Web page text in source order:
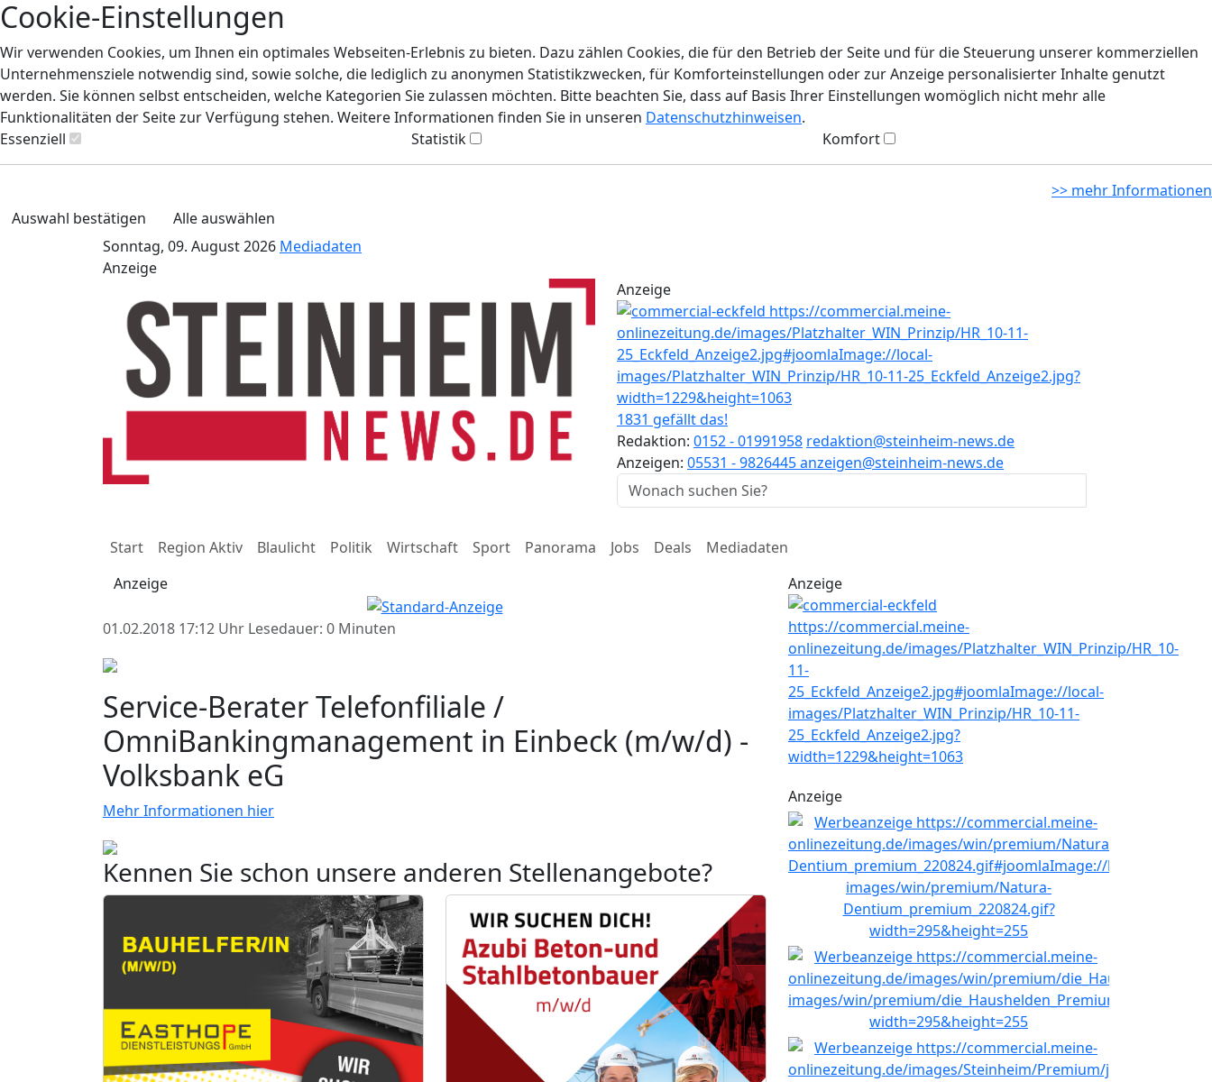
Cookie-Einstellungen
Wir verwenden Cookies, um Ihnen ein optimales Webseiten-Erlebnis zu bieten. Dazu zählen Cookies, die für den Betrieb der Seite und für die Steuerung unserer kommerziellen
Unternehmensziele notwendig sind, sowie solche, die lediglich zu anonymen Statistikzwecken, für Komforteinstellungen oder zur Anzeige personalisierter Inhalte genutzt
werden. Sie können selbst entscheiden, welche Kategorien Sie zulassen möchten. Bitte beachten Sie, dass auf Basis Ihrer Einstellungen womöglich nicht mehr alle
Funktionalitäten der Seite zur Verfügung stehen. Weitere Informationen finden Sie in unseren Datenschutzhinweisen.
Essenziell
Statistik Komfort
>> mehr Informationen
Auswahl bestätigen
Alle auswählen
Sonntag, 09. August 2026 Mediadaten
Anzeige
Anzeige
1831 gefällt das!
Redaktion: 0152 - 01991958 redaktion@steinheim-news.de
Anzeigen: 05531 - 9826445anzeigen@steinheim-news.de
Start Region Aktiv Blaulicht Politik Wirtschaft Sport Panorama Jobs Deals
Mediadaten
Anzeige
01.02.2018 17:12 Uhr Lesedauer: 0 Minuten
Service-Berater Telefonfiliale /
OmniBankingmanagement in Einbeck (m/w/d) -
Volksbank eG
Mehr Informationen hier
Kennen Sie schon unsere anderen Stellenangebote?
Anzeige
Anzeige